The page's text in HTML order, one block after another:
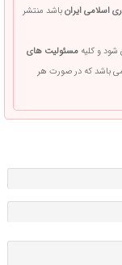
اسلامی ایرانباشد منتشر
و کلیهمسئولیت های
باشد که در صورت هر